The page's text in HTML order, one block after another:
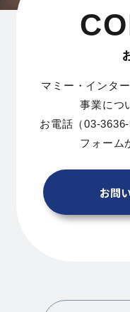
マミー・インタ
事業につ
お電話（03-
フォーム
お問